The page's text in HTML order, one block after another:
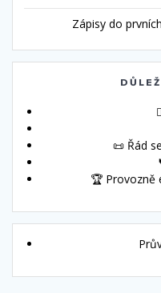
Zápisy do
📜 Řád
🏆 Provozně